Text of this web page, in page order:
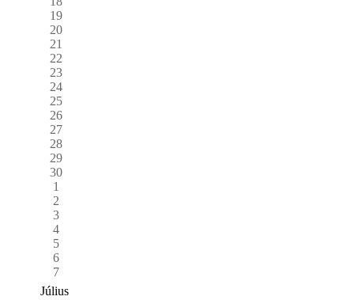
19
20
21
22
23
24
25
26
27
28
29
30
1
2
3
4
5
6
7
Július